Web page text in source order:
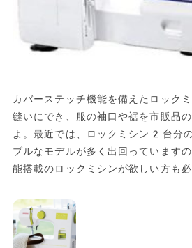
カバーステッチ機能を備えたロック
縫いにでき、服の袖口や裾を市販品
よ。最近では、ロックミシン2台分
ブルなモデルが多く出回っています
能搭載のロックミシンが欲しい方も必